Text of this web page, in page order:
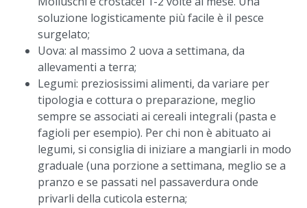
soluzione logisticamente più facile è il pesce
surgelato;
Uova: al massimo 2 uova a settimana, da
allevamenti a terra;
Legumi: preziosissimi alimenti, da variare per
tipologia e cottura o preparazione, meglio
sempre se associati ai cereali integrali (pasta e
fagioli per esempio). Per chi non è abituato ai
legumi, si consiglia di iniziare a mangiarli in modo
graduale (una porzione a settimana, meglio se a
pranzo e se passati nel passaverdura onde
privarli della cuticola esterna;